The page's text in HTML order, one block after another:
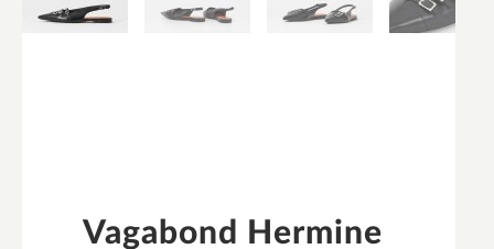
Vagabond Hermine